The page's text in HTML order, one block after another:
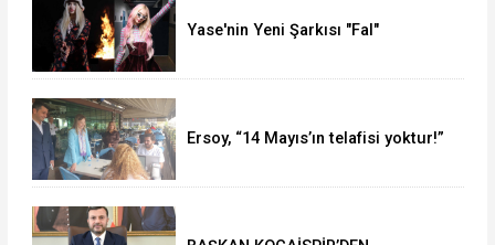
Yase'nin Yeni Şarkısı "Fal"
Ersoy, “14 Mayıs’ın telafisi yoktur!”